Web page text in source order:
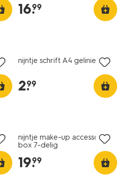
16.
99
nijntje schrift A4 gelinieerd
2.
99
nijntje make-up accessoires
box 7-delig
19.
99